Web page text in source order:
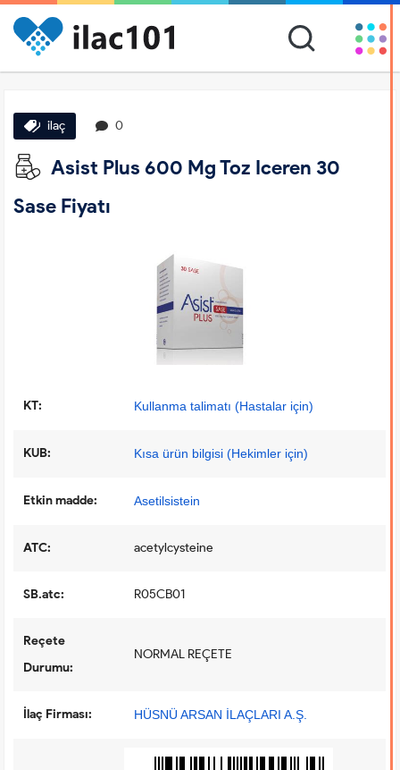
ilaç 0
Asist Plus 600 Mg Toz Iceren 30
Sase Fiyatı
KT: Kullanma talimatı (Hastalar için)
KUB: Kısa ürün bilgisi (Hekimler için)
Etkin madde: Asetilsistein
ATC: acetylcysteine
SB.atc: R05CB01
Reçete
Durumu:
NORMAL REÇETE
İlaç Firması: HÜSNÜ ARSAN İLAÇLARI A.Ş.